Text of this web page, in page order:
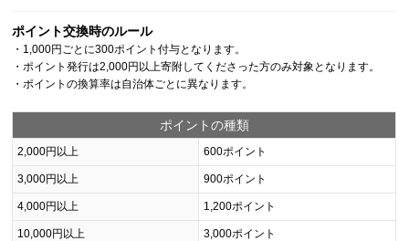
ポイント交換時のルール
・1,000円ごとに300ポイント付与となります。
・ポイント発行は2,000円以上寄附してくださった方のみ対象となります。
・ポイントの換算率は自治体ごとに異なります。
ポイントの種類
2,000円以上 600ポイント
3,000円以上 900ポイント
4,000円以上 1,200ポイント
10,000円以上 3,000ポイント